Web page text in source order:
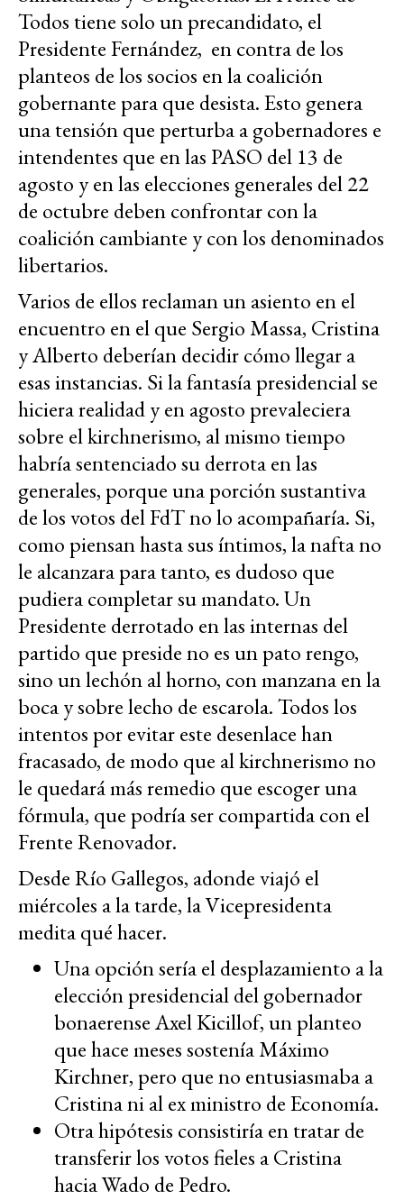
Todos tiene solo un precandidato, el
Presidente Fernández, en contra de los
planteos de los socios en la coalición
gobernante para que desista. Esto genera
una tensión que perturba a gobernadores e
intendentes que en las PASO del 13 de
agosto y en las elecciones generales del 22
de octubre deben confrontar con la
coalición cambiante y con los denominados
libertarios.
Varios de ellos reclaman un asiento en el
encuentro en el que Sergio Massa, Cristina
y Alberto deberían decidir cómo llegar a
esas instancias. Si la fantasía presidencial se
hiciera realidad y en agosto prevaleciera
sobre el kirchnerismo, al mismo tiempo
habría sentenciado su derrota en las
generales, porque una porción sustantiva
de los votos del FdT no lo acompañaría. Si,
como piensan hasta sus íntimos, la nafta no
le alcanzara para tanto, es dudoso que
pudiera completar su mandato. Un
Presidente derrotado en las internas del
partido que preside no es un pato rengo,
sino un lechón al horno, con manzana en la
boca y sobre lecho de escarola. Todos los
intentos por evitar este desenlace han
fracasado, de modo que al kirchnerismo no
le quedará más remedio que escoger una
fórmula, que podría ser compartida con el
Frente Renovador.
Desde Río Gallegos, adonde viajó el
miércoles a la tarde, la Vicepresidenta
medita qué hacer.
Una opción sería el desplazamiento a la
elección presidencial del gobernador
bonaerense Axel Kicillof, un planteo
que hace meses sostenía Máximo
Kirchner, pero que no entusiasmaba a
Cristina ni al ex ministro de Economía.
Otra hipótesis consistiría en tratar de
transferir los votos fieles a Cristina
hacia Wado de Pedro.